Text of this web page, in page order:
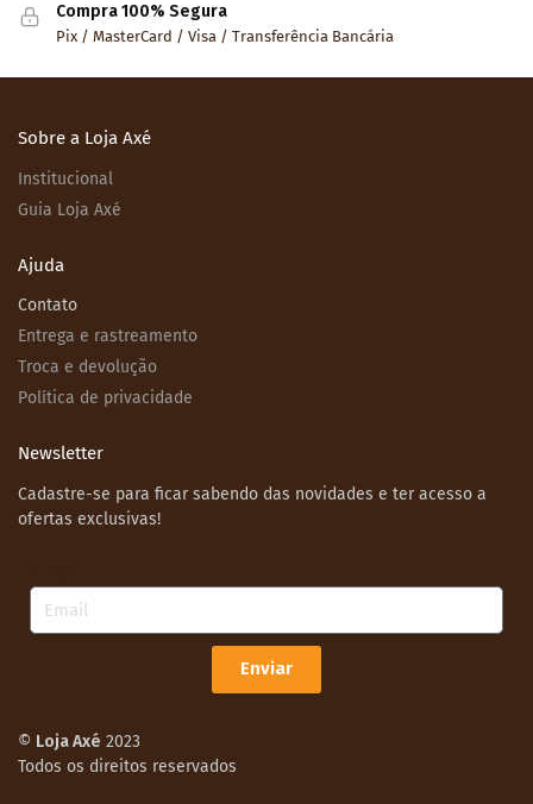
Compra 100% Segura
Pix / MasterCard / Visa / Transferência Bancária
Sobre a Loja Axé
Institucional
Guia Loja Axé
Ajuda
Contato
Entrega e rastreamento
Troca e devolução
Política de privacidade
Newsletter
Cadastre-se para ficar sabendo das novidades e ter acesso a
ofertas exclusivas!
Enviar
© Loja Axé 2023
Todos os direitos reservados